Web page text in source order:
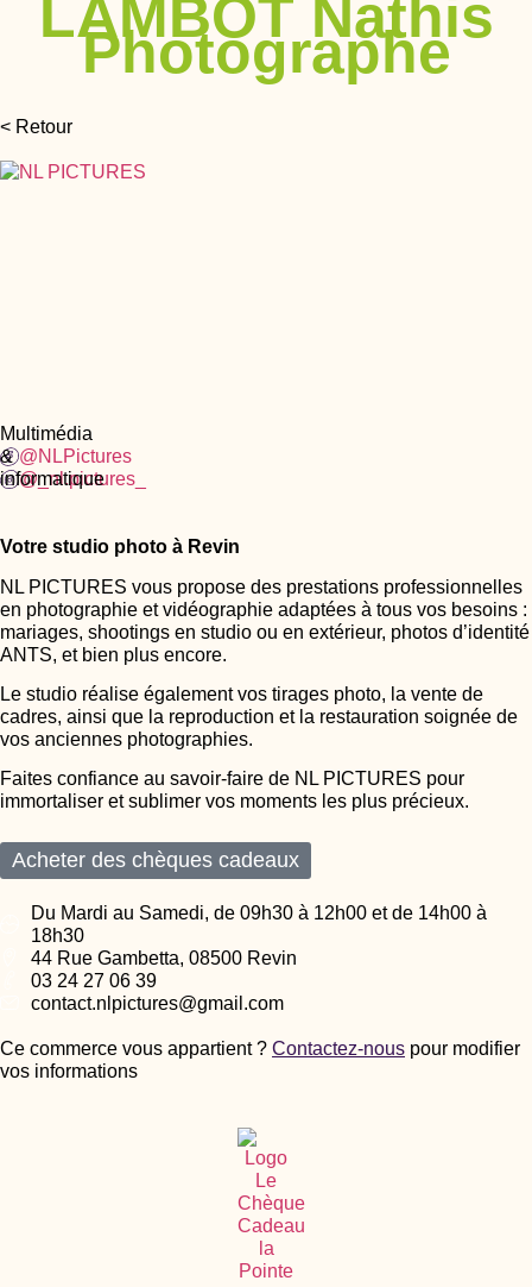
LAMBOT Nathis
Photographe
< Retour
Multimédia
&
informatique
@NLPictures
@_nl.pictures_
Votre studio photo à Revin
NL PICTURES vous propose des prestations professionnelles
en photographie et vidéographie adaptées à tous vos besoins :
mariages, shootings en studio ou en extérieur, photos d’identité
ANTS, et bien plus encore.
Le studio réalise également vos tirages photo, la vente de
cadres, ainsi que la reproduction et la restauration soignée de
vos anciennes photographies.
Faites confiance au savoir-faire de NL PICTURES pour
immortaliser et sublimer vos moments les plus précieux.
Acheter des chèques cadeaux
Du Mardi au Samedi, de 09h30 à 12h00 et de 14h00 à
18h30
44 Rue Gambetta, 08500 Revin
03 24 27 06 39
contact.nlpictures@gmail.com
Ce commerce vous appartient ? Contactez-nous pour modifier
vos informations